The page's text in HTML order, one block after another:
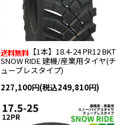
【1本】18.4-24 PR12 BKT
SNOW RIDE 建機/産業用タイヤ(チ
ューブレスタイプ)
227,100円(税込249,810円)